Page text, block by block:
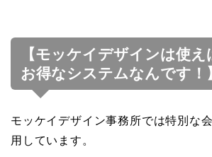
【モッケイデザインは使
お得なシステムなんです！
モッケイデザイン事務所では特別な
用しています。